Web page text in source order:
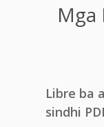
Mga
Libre ba
sindhi